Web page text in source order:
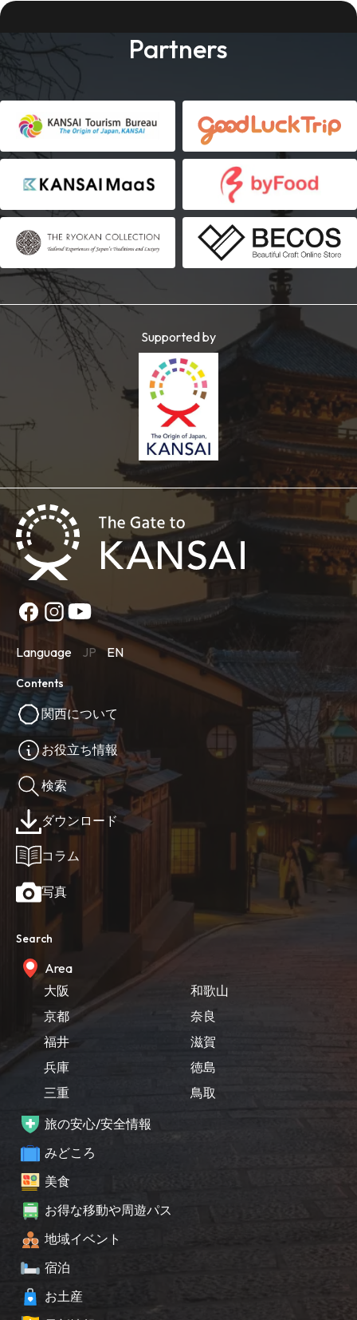
Partners
Supported by
Language JP EN
Contents
関西について
お役立ち情報
検索
ダウンロード
コラム
写真
Search
Area
大阪
京都
福井
兵庫
三重
和歌山
奈良
滋賀
徳島
鳥取
旅の安心/安全情報
みどころ
美食
お得な移動や周遊パス
地域イベント
宿泊
お土産